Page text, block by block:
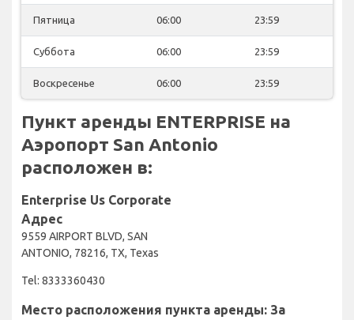
Пятница 06:00 23:59
Суббота 06:00 23:59
Воскресенье 06:00 23:59
Пункт аренды ENTERPRISE на
Аэропорт San Antonio
расположен в:
Enterprise Us Corporate
Адрес
9559 AIRPORT BLVD, SAN
ANTONIO, 78216, TX, Texas
Tel: 8333360430
Место расположения пункта аренды: За